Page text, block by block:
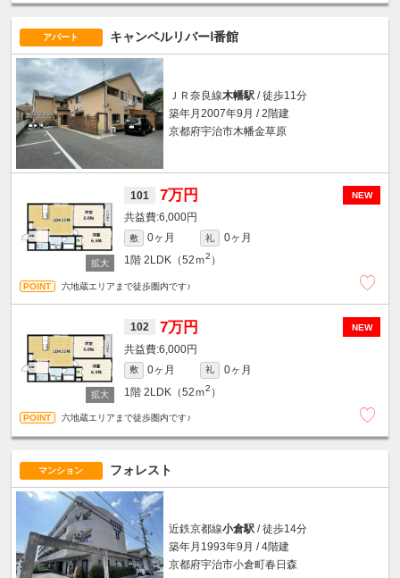
アパート キャンベルリバーⅠ番館
ＪＲ奈良線木幡駅/ 徒歩11分
築年月2007年9月 / 2階建
京都府宇治市木幡金草原
NEW
101 7万円
6,000円
敷 0ヶ月 礼
0ヶ月
1階 2LDK（52ｍ2 ）
六地蔵エリアまで徒歩圏内です♪
NEW
102 7万円
6,000円
敷 0ヶ月 礼
0ヶ月
1階 2LDK（52ｍ2 ）
六地蔵エリアまで徒歩圏内です♪
マンション フォレスト
近鉄京都線小倉駅/ 徒歩14分
築年月1993年9月 / 4階建
京都府宇治市小倉町春日森